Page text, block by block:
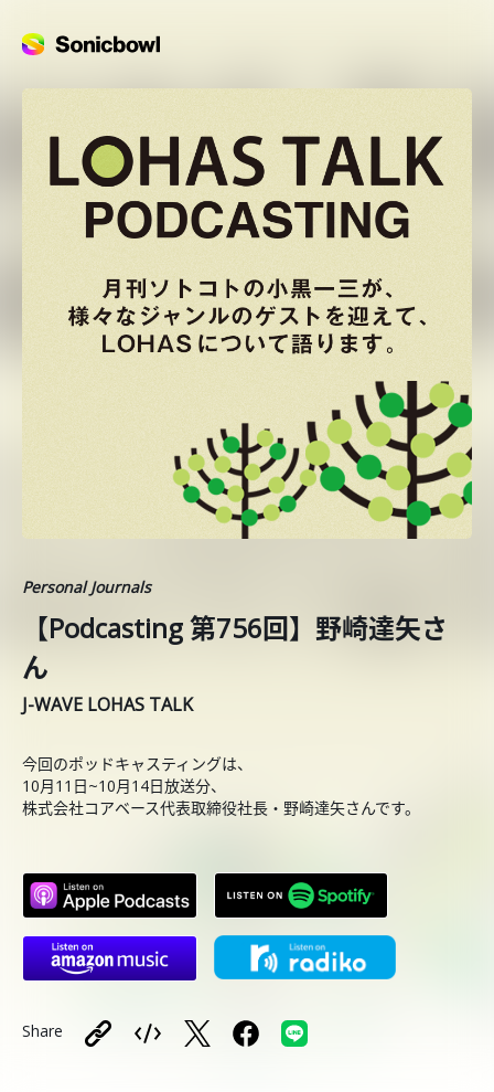
Personal Journals
【Podcasting 第756回】野崎達矢さ
ん
J-WAVE LOHAS TALK
今回のポッドキャスティングは、
10月11日~10月14日放送分、
株式会社コアベース代表取締役社長・野崎達矢さんです。
Share